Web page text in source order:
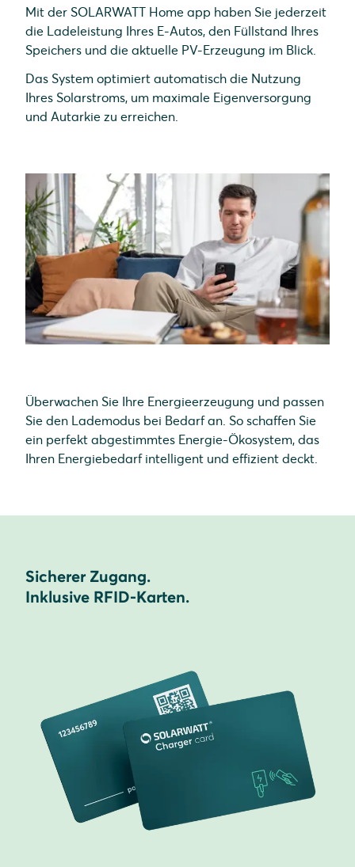
Mit der SOLARWATT Home app haben Sie jederzeit
die Ladeleistung Ihres E-Autos, den Füllstand Ihres
Speichers und die aktuelle PV-Erzeugung im Blick.
Das System optimiert automatisch die Nutzung
Ihres Solarstroms, um maximale Eigenversorgung
und Autarkie zu erreichen.
Überwachen Sie Ihre Energieerzeugung und passen
Sie den Lademodus bei Bedarf an. So schaffen Sie
ein perfekt abgestimmtes Energie-Ökosystem, das
Ihren Energiebedarf intelligent und effizient deckt.
Sicherer Zugang.
Inklusive RFID-Karten.